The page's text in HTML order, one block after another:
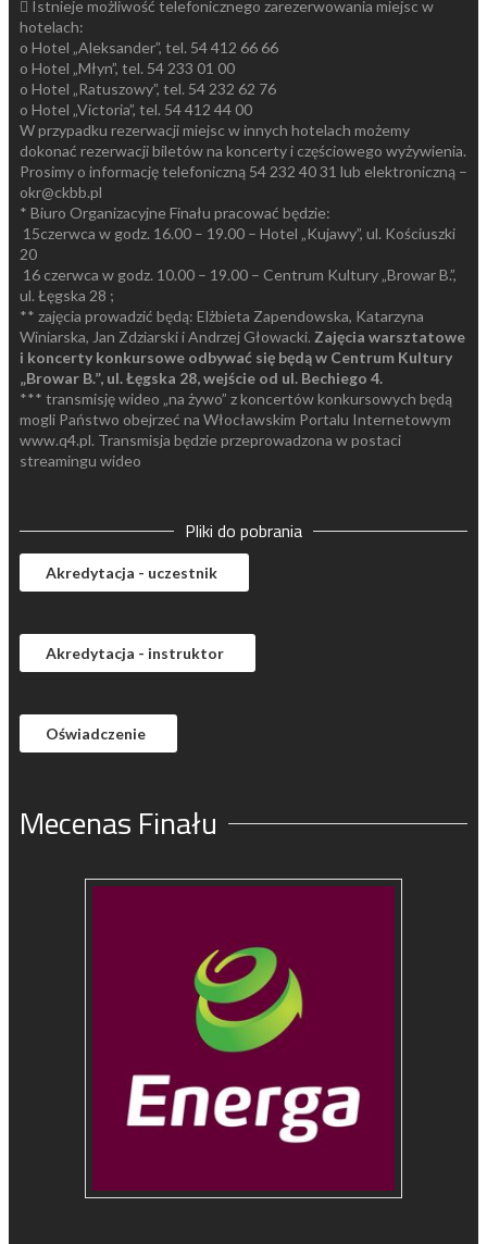
 Istnieje możliwość telefonicznego zarezerwowania miejsc w
hotelach:
o Hotel „Aleksander”, tel. 54 412 66 66
o Hotel „Młyn”, tel. 54 233 01 00
o Hotel „Ratuszowy”, tel. 54 232 62 76
o Hotel „Victoria”, tel. 54 412 44 00
W przypadku rezerwacji miejsc w innych hotelach możemy
dokonać rezerwacji biletów na koncerty i częściowego wyżywienia.
Prosimy o informację telefoniczną 54 232 40 31 lub elektroniczną –
okr@ckbb.pl
* Biuro Organizacyjne Finału pracować będzie:
­ 15czerwca w godz. 16.00 – 19.00 – Hotel „Kujawy”, ul. Kościuszki
20
­ 16 czerwca w godz. 10.00 – 19.00 – Centrum Kultury „Browar B.”,
ul. Łęgska 28 ;
** zajęcia prowadzić będą: Elżbieta Zapendowska, Katarzyna
Winiarska, Jan Zdziarski i Andrzej Głowacki. Zajęcia warsztatowe
i koncerty konkursowe odbywać się będą w Centrum Kultury
„Browar B.”, ul. Łęgska 28, wejście od ul. Bechiego 4.
*** transmisję wideo „na żywo” z koncertów konkursowych będą
mogli Państwo obejrzeć na Włocławskim Portalu Internetowym
www.q4.pl. Transmisja będzie przeprowadzona w postaci
streamingu wideo
Pliki do pobrania
Akredytacja - uczestnik
Akredytacja - instruktor
Oświadczenie
Mecenas Finału